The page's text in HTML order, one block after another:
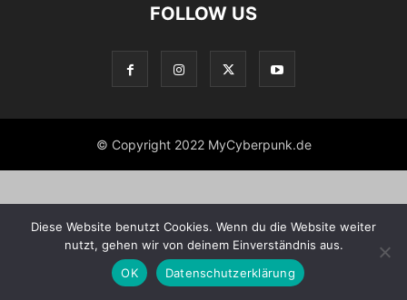
FOLLOW US
© Copyright 2022 MyCyberpunk.de
Diese Website benutzt Cookies. Wenn du die Website weiter
nutzt, gehen wir von deinem Einverständnis aus.
OK
Datenschutzerklärung